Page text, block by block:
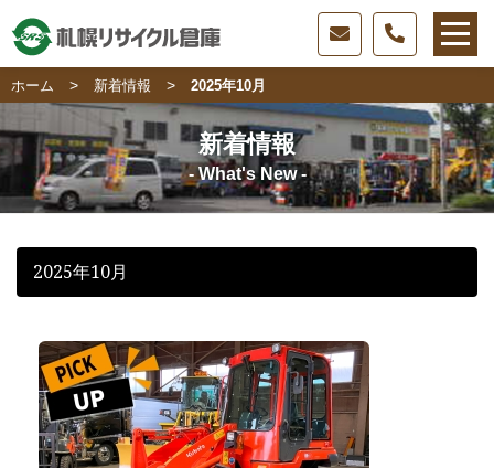
ホーム > 新着情報 > 2025年10月
新着情報
- What's New -
2025年10月